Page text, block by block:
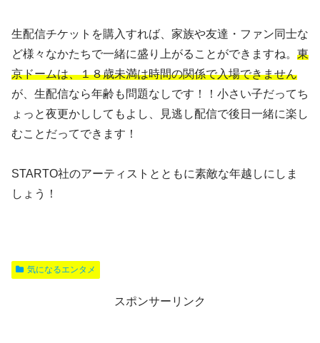
生配信チケットを購入すれば、家族や友達・ファン同士な
ど様々なかたちで一緒に盛り上がることができますね。 東
京ドームは、１８歳未満は時間の関係で入場できません
が、生配信なら年齢も問題なしです！！小さい子だってち
ょっと夜更かししてもよし、見逃し配信で後日一緒に楽し
むことだってできます！
STARTO社のアーティストとともに素敵な年越しにしま
しょう！
気になるエンタメ
スポンサーリンク